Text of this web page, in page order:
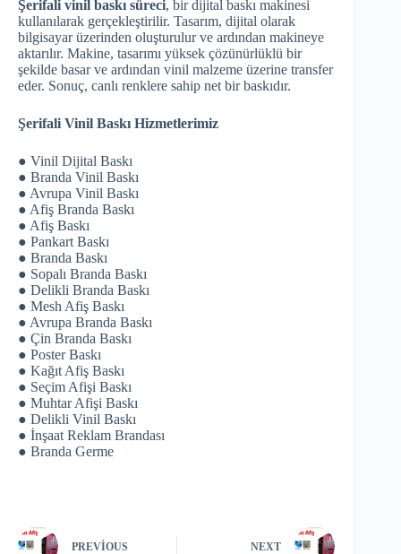
Şerifali vinil baskı süreci, bir dijital baskı makinesi
kullanılarak gerçekleştirilir. Tasarım, dijital olarak
bilgisayar üzerinden oluşturulur ve ardından makineye
aktarılır. Makine, tasarımı yüksek çözünürlüklü bir
şekilde basar ve ardından vinil malzeme üzerine transfer
eder. Sonuç, canlı renklere sahip net bir baskıdır.
Şerifali Vinil Baskı Hizmetlerimiz
● Vinil Dijital Baskı
● Branda Vinil Baskı
● Avrupa Vinil Baskı
● Afiş Branda Baskı
● Afiş Baskı
● Pankart Baskı
● Branda Baskı
● Sopalı Branda Baskı
● Delikli Branda Baskı
● Mesh Afiş Baskı
● Avrupa Branda Baskı
● Çin Branda Baskı
● Poster Baskı
● Kağıt Afiş Baskı
● Seçim Afişi Baskı
● Muhtar Afişi Baskı
● Delikli Vinil Baskı
● İnşaat Reklam Brandası
● Branda Germe
PREVIOUS NEXT